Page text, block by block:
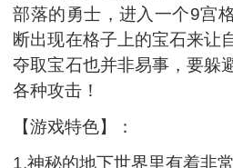
部落的勇士，进入一个9宫
断出现在格子上的宝石来让
夺取宝石也并非易事，要躲
各种攻击！
【游戏特色】：
1.神秘的地下世界里有着非